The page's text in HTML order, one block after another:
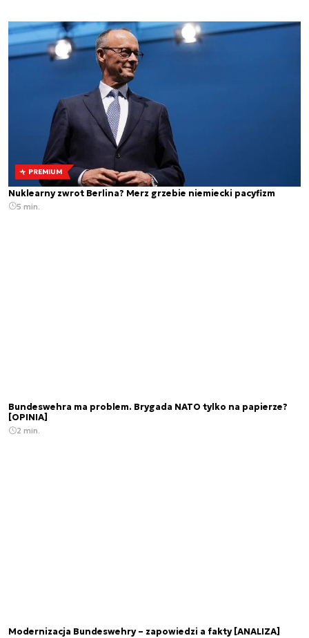
PREMIUM
Nuklearny zwrot Berlina? Merz grzebie niemiecki pacyfizm
5 min.
Bundeswehra ma problem. Brygada NATO tylko na papierze?
[OPINIA]
2 min.
Modernizacja Bundeswehry – zapowiedzi a fakty [ANALIZA]